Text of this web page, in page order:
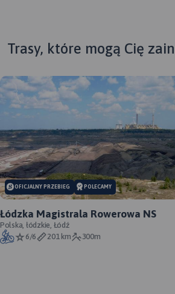
MAPA TURYSTYCZNA W
APLIKACJI TRASEO
MAPA
APLIKACJI
Trasy, które mogą Cię
OFICJALNY PRZEBIEG POLECAMY
Łódzka Magistrala Rowerowa NS
Polska, łódzkie, Łódź
6/6
201 km 300m